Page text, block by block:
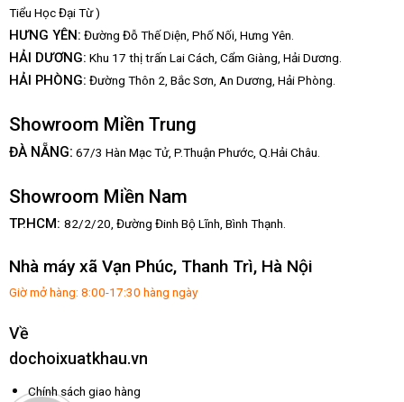
Tiểu Học Đại Từ )
HƯNG YÊN: Đường Đỗ Thế Diện, Phố Nối, Hưng Yên.
HẢI DƯƠNG: Khu 17 thị trấn Lai Cách, Cẩm Giàng, Hải Dương.
HẢI PHÒNG: Đường Thôn 2, Bắc Sơn, An Dương, Hải Phòng.
Showroom Miền Trung
ĐÀ NẴNG: 67/3 Hàn Mạc Tử, P.Thuận Phước, Q.Hải Châu.
Showroom Miền Nam
TP.HCM: 82/2/20, Đường Đinh Bộ Lĩnh, Bình Thạnh.
Nhà máy xã Vạn Phúc, Thanh Trì, Hà Nội
Giờ mở hàng: 8:00-17:30 hàng ngày
Về
dochoixuatkhau.vn
Chính sách giao hàng